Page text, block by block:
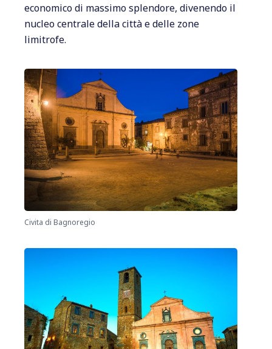
economico di massimo splendore, divenendo il
nucleo centrale della città e delle zone
limitrofe.
Civita di Bagnoregio